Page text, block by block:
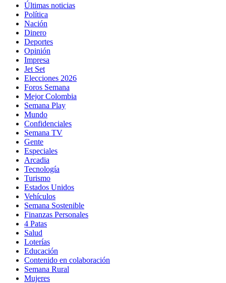
Últimas noticias
Política
Nación
Dinero
Deportes
Opinión
Impresa
Jet Set
Elecciones 2026
Foros Semana
Mejor Colombia
Semana Play
Mundo
Confidenciales
Semana TV
Gente
Especiales
Arcadia
Tecnología
Turismo
Estados Unidos
Vehículos
Semana Sostenible
Finanzas Personales
4 Patas
Salud
Loterías
Educación
Contenido en colaboración
Semana Rural
Mujeres